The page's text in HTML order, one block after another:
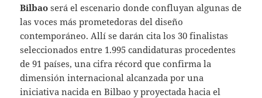
Bilbao será el escenario donde confluyan algunas de
las voces más prometedoras del diseño
contemporáneo. Allí se darán cita los 30 finalistas
seleccionados entre 1.995 candidaturas procedentes
de 91 países, una cifra récord que confirma la
dimensión internacional alcanzada por una
iniciativa nacida en Bilbao y proyectada hacia el